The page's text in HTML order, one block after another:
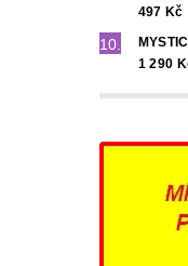
497 Kč
1 290